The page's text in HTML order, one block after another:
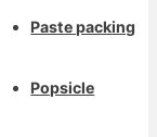
Paste packing
Popsicle